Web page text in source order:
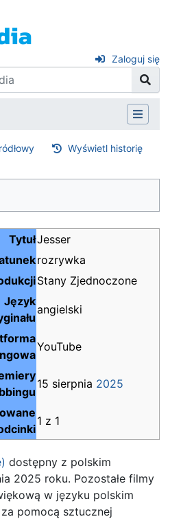
Zaloguj się
Wyświetl historię
TytułJesser
rozrywka
Stany Zjednoczone
Język
angielski
YouTube
15 sierpnia 2025
1 z 1
dostępny z polskim
2025 roku. Pozostałe filmy
w języku polskim
pomocą sztucznej